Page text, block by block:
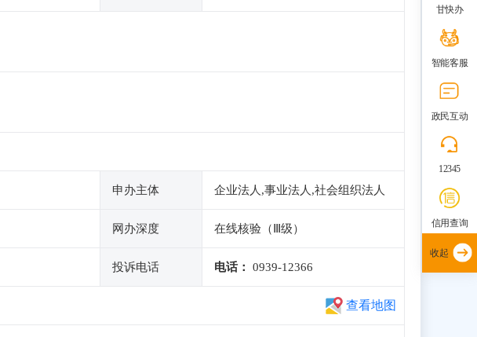
申办主体 企业法人,事业法人,社会组织法人
网办深度 在线核验（Ⅲ级）
投诉电话 电话： 0939-12366
查看地图
甘快办
智能客服
政民互动
12345
信用查询
收起